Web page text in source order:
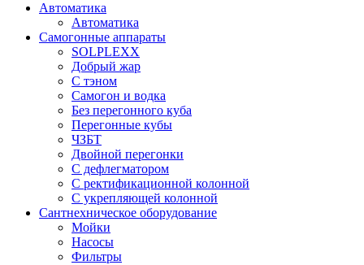
Автоматика
Автоматика
Самогонные аппараты
SOLPLEXX
Добрый жар
С тэном
Самогон и водка
Без перегонного куба
Перегонные кубы
ЧЗБТ
Двойной перегонки
С дефлегматором
С ректификационной колонной
С укрепляющей колонной
Сантнехническое оборудование
Мойки
Насосы
Фильтры